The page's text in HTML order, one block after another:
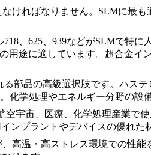
ければなりません。SLMに最も
718 625 939などがSLMで特に
途に適しています。超合金イ
部品の高級選択肢です。 ハステ
学処理やエネルギー分野の設
空宇宙、医療、化学処理産業で
ンプラントやデバイスの優れた
高温・高ストレス環境での性